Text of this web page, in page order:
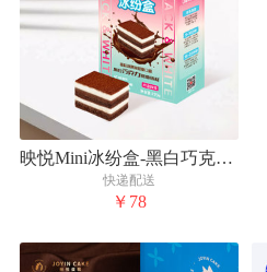
映悦Mini冰纷盒-黑白巧克力慕斯
快递配送
￥78